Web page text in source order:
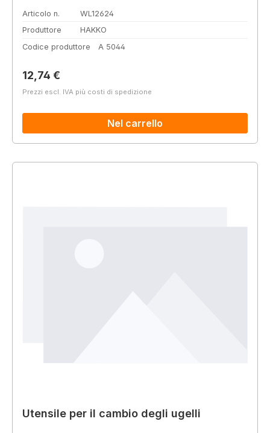
Articolo n.
WL12624
Produttore
HAKKO
Codice produttore
A 5044
Prezzo normale:
12,74 €
Prezzi escl. IVA più costi di spedizione
Nel carrello
Utensile per il cambio degli ugelli